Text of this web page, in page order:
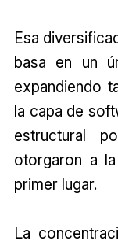
Esa
basa en un
expandiendo
la capa de
estructural
otorgaron a
primer lugar.
La